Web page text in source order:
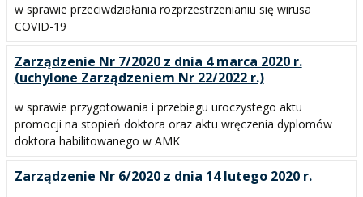
w sprawie przeciwdziałania rozprzestrzenianiu się wirusa
COVID-19
Zarządzenie Nr 7/2020 z dnia 4 marca 2020 r.
(uchylone Zarządzeniem Nr 22/2022 r.)
w sprawie przygotowania i przebiegu uroczystego aktu
promocji na stopień doktora oraz aktu wręczenia dyplomów
doktora habilitowanego w AMK
Zarządzenie Nr 6/2020 z dnia 14 lutego 2020 r.